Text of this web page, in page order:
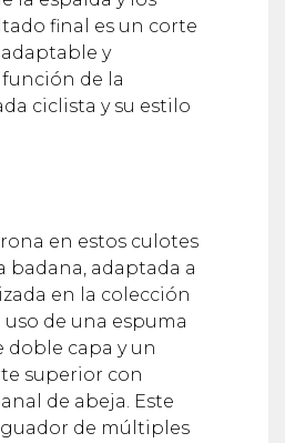
final es un corte
y
de la
ciclista y su estilo
en estos culotes
badana, adaptada a
en la colección
de una espuma
doble capa y un
superior con
de abeja. Este
de múltiples